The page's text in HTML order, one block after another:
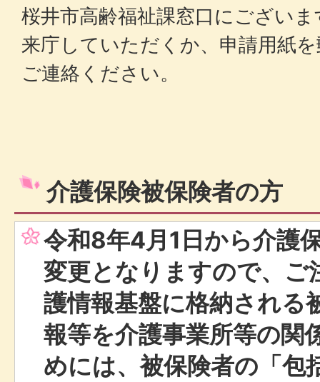
桜井市高齢福祉課窓口にござい
来庁していただくか、申請用紙
ご連絡ください。
介護保険被保険者の方
令和8年4月1日から介護
変更となりますので、ご
護情報基盤に格納される
報等を介護事業所等の関
めには、被保険者の「包